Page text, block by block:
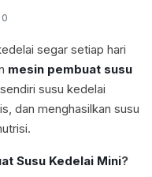
0
segar setiap hari
mesin pembuat susu
susu kedelai
dan menghasilkan susu
Susu Kedelai Mini?